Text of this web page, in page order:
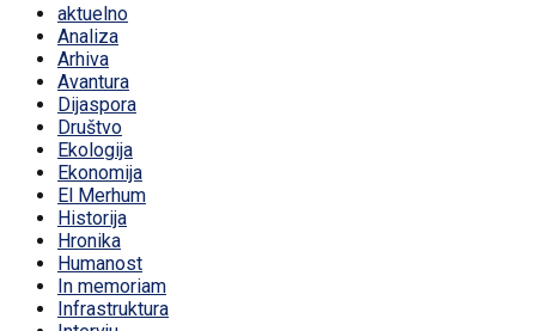
aktuelno
Analiza
Arhiva
Avantura
Dijaspora
Društvo
Ekologija
Ekonomija
El Merhum
Historija
Hronika
Humanost
In memoriam
Infrastruktura